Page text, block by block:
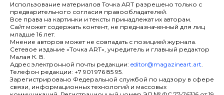
Использование материалов Точка ART разрешено только с
предварительного согласия правообладателей.
Все права на картинки и тексты принадлежат их авторам.
Сайт может содержать контент, не предназначенный для лиц
младше 16 лет.
Мнение авторов может не совпадать с позицией журнала.
Сетевое издание «Точка ART», учредитель и главный редактор
Малая К. В.
Адрес электронной почты редакции: editor@magazineart.art.
Телефон редакции: +7 901 976 85 95.
Зарегистрировано Федеральной службой по надзору в сфере
связи, информационных технологий и массовых